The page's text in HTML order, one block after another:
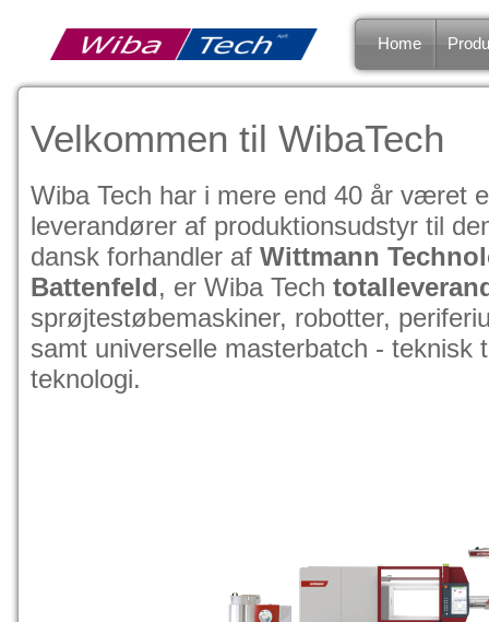
Home
Velkommen til WibaTech
Wiba Tech har i mere end 40 år været
leverandører af produktionsudstyr til
dansk forhandler af Wittmann
Battenfeld, er Wiba Tech
sprøjtestøbemaskiner, robotter,
samt universelle masterbatch - teknisk
teknologi.